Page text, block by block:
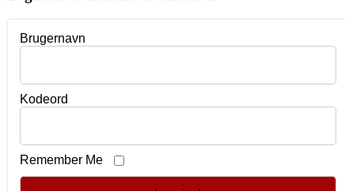
Brugernavn
Kodeord
Remember Me